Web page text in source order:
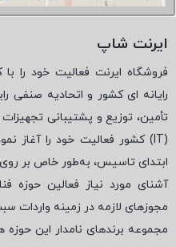
ایرنت شاپ
فروشگاه ایرنت فعالیت خود را
رایانه ای کشور و اتحادیه صنفی
تأمین، توزیع و پشتیبانی
(
IT) کشور فعالیت خود را آغاز
ابتدای تاسیس، به‌طور خاص بر روی
آشنای مورد نیاز فعالین حوزه
مجوزهای لازمه در زمینه واردات
مجموعه برندهای نامدار این